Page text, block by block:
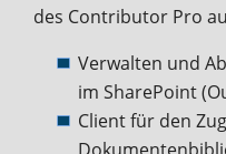
des Contributor Pro
Verwalten und
im SharePoint
Client für den